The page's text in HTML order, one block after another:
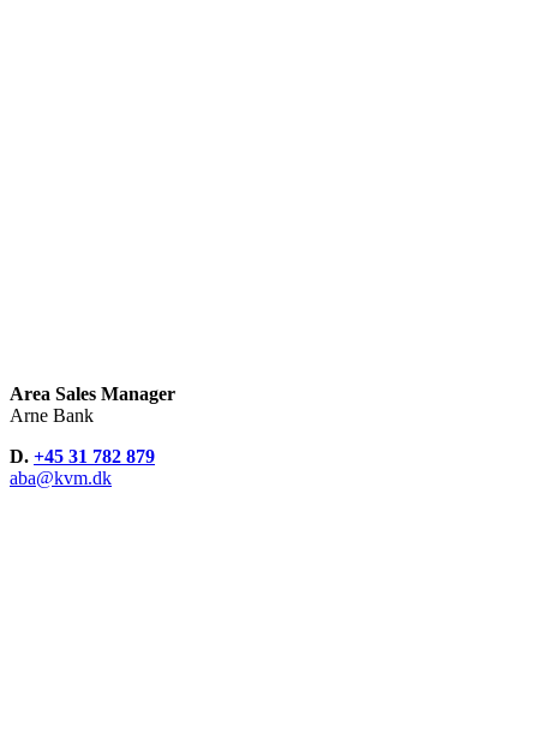
Area Sales Manager
Arne Bank
D. +45 31 782 879
aba@kvm.dk